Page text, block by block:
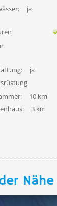
ja
ja
10 km
3 km
Nähe